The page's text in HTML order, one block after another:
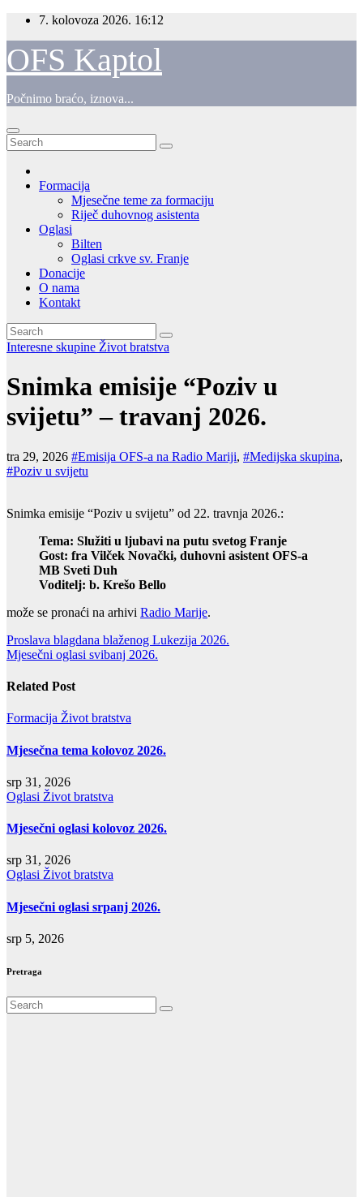
Skip
content
7. kolovoza 2026. 16:12
OFS Kaptol
Počnimo braćo, iznova...
Formacija
Mjesečne teme za formaciju
Riječ duhovnog asistenta
Oglasi
Bilten
Oglasi crkve sv. Franje
Donacije
O nama
Kontakt
Interesne skupine Život bratstva
Snimka emisije “Poziv u
svijetu” – travanj 2026.
tra 29, 2026 #Emisija OFS-a na Radio Mariji, #Medijska skupina,
#Poziv u svijetu
Snimka emisije “Poziv u svijetu” od 22. travnja 2026.:
Tema: Služiti u ljubavi na putu svetog Franje
Gost: fra Vilček Novački, duhovni asistent OFS-a
MB Sveti Duh
Voditelj: b. Krešo Bello
može se pronaći na arhivi Radio Marije.
Navigacija
objava
Proslava blagdana blaženog Lukezija 2026.
Mjesečni oglasi svibanj 2026.
Related Post
Formacija Život bratstva
Mjesečna tema kolovoz 2026.
srp 31, 2026
Oglasi Život bratstva
Mjesečni oglasi kolovoz 2026.
srp 31, 2026
Oglasi Život bratstva
Mjesečni oglasi srpanj 2026.
srp 5, 2026
Pretraga